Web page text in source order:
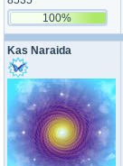
100%
Kas Naraida